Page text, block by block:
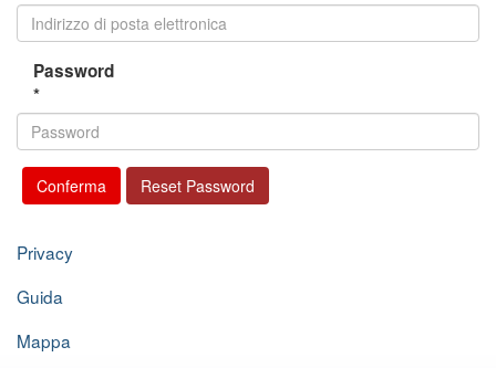
Password
*
Privacy
Guida
Mappa